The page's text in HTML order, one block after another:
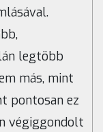
legtöbb
más, mint
pontosan ez
végiggondolt